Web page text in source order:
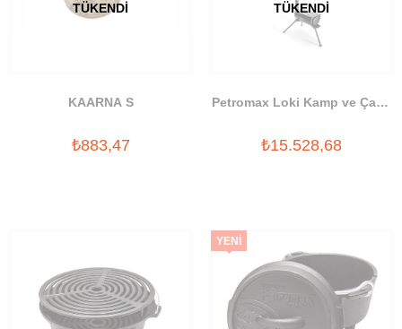
TÜKENDI
KAARNA S
₺883,47
TÜKENDI
Petromax Loki Kamp ve Çadır
₺15.528,68
YENI